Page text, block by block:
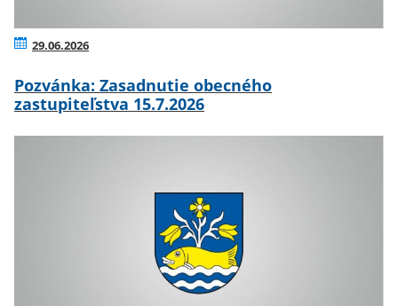
29.06.2026
Pozvánka: Zasadnutie obecného
zastupiteľstva 15.7.2026